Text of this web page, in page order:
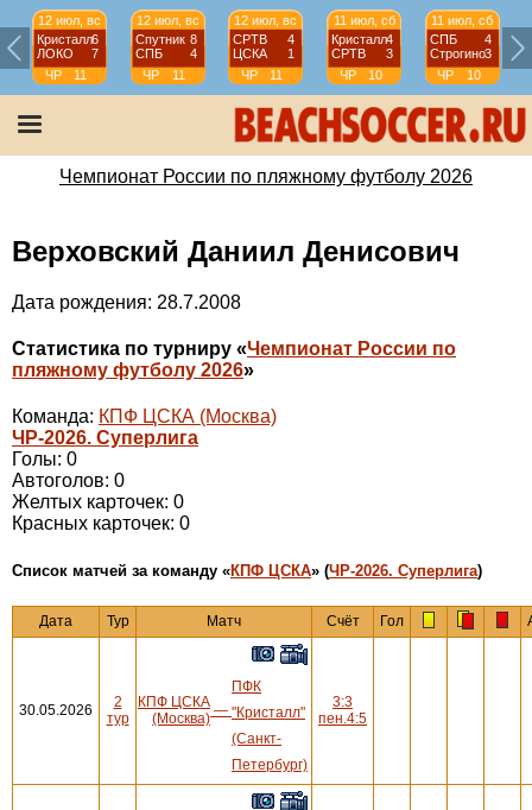
12 июл, вс
Кристалл6
ЛОКО
7
ЧР
11
тур
12 июл, вс
Спутник 8
СПБ
4
ЧР
11
тур
12 июл, вс
СРТВ
4
ЦСКА
1
ЧР
11
тур
11 июл, сб
Кристалл4
СРТВ
3
ЧР
10
тур
11 июл, сб
СПБ
4
Строгино3
ЧР
10
тур
Чемпионат России по пляжному футболу 2026
Верховский Даниил Денисович
Дата рождения: 28.7.2008
Статистика по турниру «Чемпионат России по
пляжному футболу 2026»
Команда: КПФ ЦСКА (Москва)
ЧР-2026. Суперлига
Голы: 0
Автоголов: 0
Желтых карточек: 0
Красных карточек: 0
Cписок матчей за команду «КПФ ЦСКА» (ЧР-2026. Суперлига)
Дата Тур Матч Счёт Гол
30.05.2026
2
тур
КПФ ЦСКА
(Москва) —
ПФК
"Кристалл"
(Санкт-
Петербург)
3:3
пен.4:5